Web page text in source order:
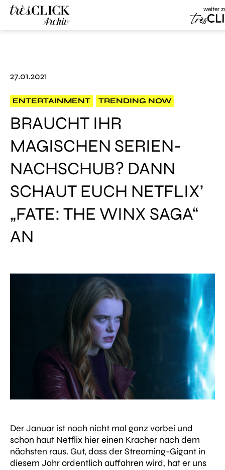
weiter
27.01.2021
ENTERTAINMENT TRENDING NOW
BRAUCHT IHR
MAGISCHEN SERIEN-
NACHSCHUB? DANN
SCHAUT EUCH NETFLIX’
„FATE: THE WINX SAGA“
AN
Der Januar ist noch nicht mal ganz vorbei und
schon haut Netflix hier einen Kracher nach dem
nächsten raus. Gut, dass der Streaming-Gigant in
diesem Jahr ordentlich auffahren wird, hat er uns